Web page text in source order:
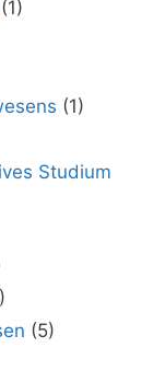
(1)
(1)
Studium
(5)